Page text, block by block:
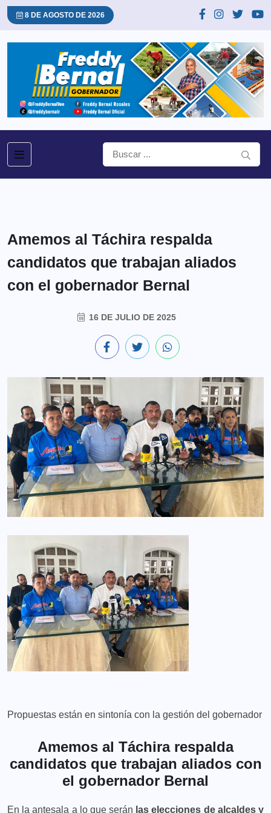
8 DE AGOSTO DE 2026
Amemos al Táchira respalda
candidatos que trabajan aliados
con el gobernador Bernal
16 DE JULIO DE 2025
Propuestas están en sintonía con la gestión del gobernador
Amemos al Táchira respalda
candidatos que trabajan aliados con
el gobernador Bernal
En la antesala a lo que serán las elecciones de alcaldes y